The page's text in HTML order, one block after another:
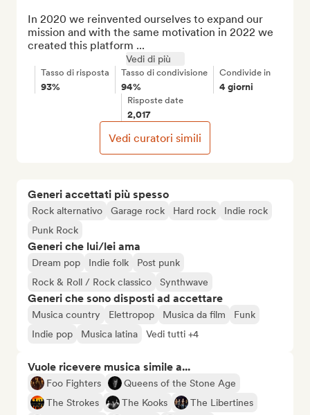
Generi accettati più spesso
Rock alternativo Garage rock Hard rock
Indie rock
Punk Rock
Generi che lui/lei ama
Dream pop Indie folk
Post punk
Rock & Roll / Rock classico
Synthwave
Generi che sono disposti ad accettare
Musica country Elettropop Musica da film
Funk
Indie pop
Musica latina Vedi tutti +4
Vuole ricevere musica simile a...
Foo Fighters
Queens of the Stone Age
The Strokes
The Kooks
The Libertines
In 2020 we reinvented ourselves to expand our
mission and with the same motivation in 2022 we
created this platform ...
Vedi di più
Tasso di risposta
93%
Tasso di condivisione
94%
Condivide in
4 giorni
Risposte date
2,017
Vedi curatori simili